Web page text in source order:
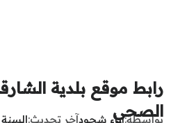
رابط موقع بلدية
الصحي
بواسطةإباء شحودآخر تحديث